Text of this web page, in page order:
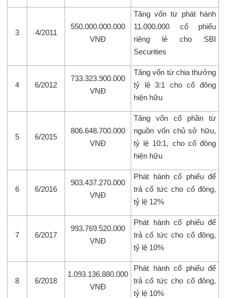
3 4/2011
550.000.000.000
VNĐ
Tăng vốn từ phát hành
11.000.000 cổ phiếu
riêng lẻ cho SBI
Securities
4 6/2012
733.323.900.000
VNĐ
Tăng vốn từ chia thưởng
tỷ lệ 3:1 cho cổ đông
hiện hữu
5 6/2015
806.648.700.000
VNĐ
Tăng vốn cổ phần từ
nguồn vốn chủ sở hữu,
tỷ lệ 10:1, cho cổ đông
hiện hữu
6 6/2016
903.437.270.000
VNĐ
Phát hành cổ phiếu để
trả cổ tức cho cổ đông,
tỷ lệ 12%
7 6/2017
993.769.520.000
VNĐ
Phát hành cổ phiếu để
trả cổ tức cho cổ đông,
tỷ lệ 10%
8 6/2018
1.093.136.880.000
VNĐ
Phát hành cổ phiếu để
trả cổ tức cho cổ đông,
tỷ lệ 10%